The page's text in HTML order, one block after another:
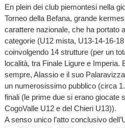
En plein dei club piemontesi nella
Torneo della Befana, grande
carattere nazionale, che ha portato
categorie (U12 mista, U13-14-16-
coinvolgendo 14 strutture (per un
località, tra Finale Ligure e Imperia.
sempre, Alassio e il suo
un numerosissimo pubblico (circa
finali (le prime due si erano giocate
CogoValle U12 e del Chieri U13)).
A senso unico l’atto conclusivo